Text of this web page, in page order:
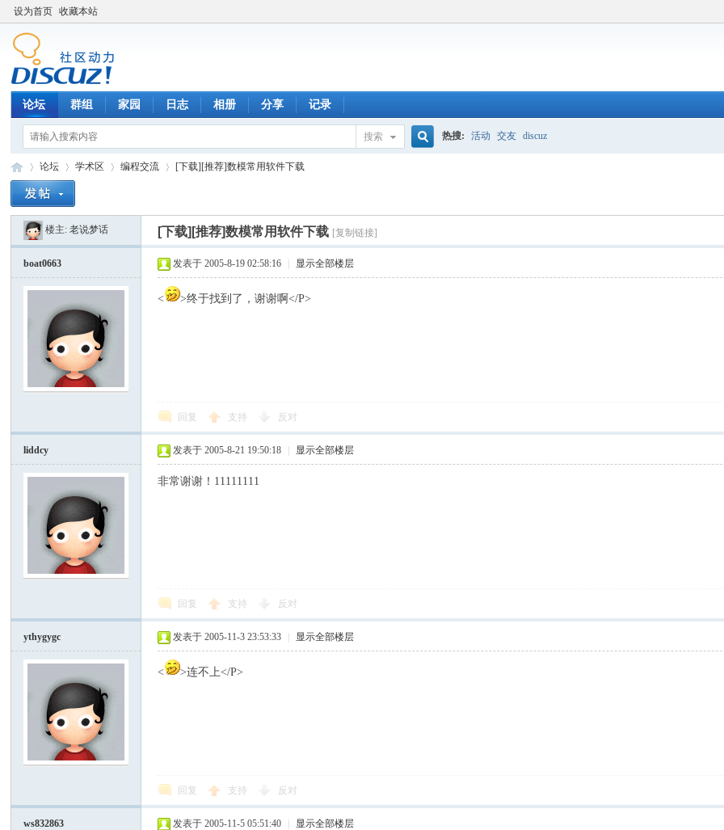
设为首页 收藏本站
论坛 群组 家园 日志 相册 分享 记录
搜索 热搜: 活动 交友 discuz
»
论坛
›
学术区
›
编程交流
›
[下载][推荐]数模常用软件下载
楼主:老说梦话 [下载][推荐]数模常用软件下载 [复制链接]
boat0663 发表于 2005-8-19 02:58:16 显示全部楼层
< >终于找到了，谢谢啊</P>
回复 支持 反对
liddcy 发表于 2005-8-21 19:50:18 显示全部楼层
非常谢谢！11111111
回复 支持 反对
ythygygc 发表于 2005-11-3 23:53:33 显示全部楼层
< >连不上</P>
回复 支持 反对
ws832863 发表于 2005-11-5 05:51:40 显示全部楼层